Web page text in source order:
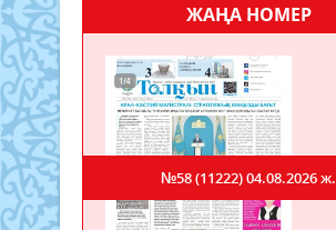
ЖАҢА НОМЕР
№58 (11222)04.08.2026 ж.